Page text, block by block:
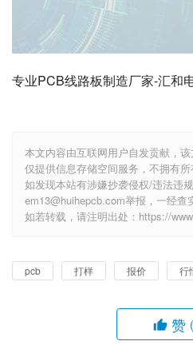
专业PCB线路板制造厂家-汇和
本文内容由互联网用户自发贡献，
仅提供信息存储空间服务，不拥有所
如发现本站有涉嫌抄袭侵权/违法违
em13@huihepcb.com举报，一经查
如若转载，请注明出处：https://
pcb 打样 报价 行
赞